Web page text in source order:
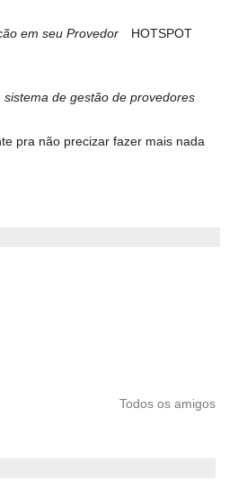
em seu Provedor HOTSPOT
de gestão de provedores
pra não precizar fazer mais nada
Todos os amigos